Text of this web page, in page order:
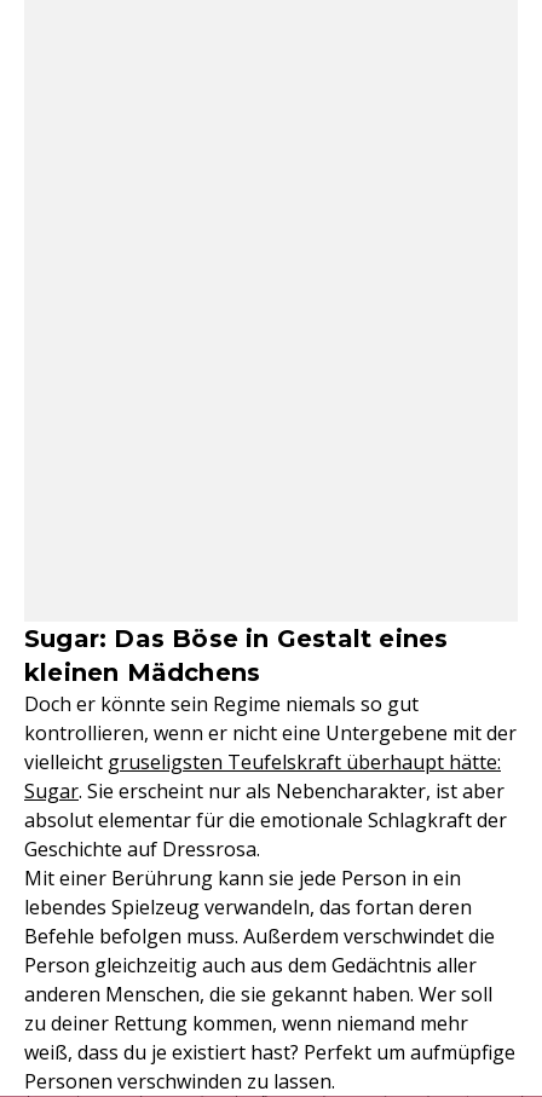
Sugar: Das Böse in Gestalt eines
kleinen Mädchens
Doch er könnte sein Regime niemals so gut
kontrollieren, wenn er nicht eine Untergebene mit der
vielleicht gruseligsten Teufelskraft überhaupt hätte:
Sugar. Sie erscheint nur als Nebencharakter, ist aber
absolut elementar für die emotionale Schlagkraft der
Geschichte auf Dressrosa.
Mit einer Berührung kann sie jede Person in ein
lebendes Spielzeug verwandeln, das fortan deren
Befehle befolgen muss. Außerdem verschwindet die
Person gleichzeitig auch aus dem Gedächtnis aller
anderen Menschen, die sie gekannt haben. Wer soll
zu deiner Rettung kommen, wenn niemand mehr
weiß, dass du je existiert hast? Perfekt um aufmüpfige
Personen verschwinden zu lassen.